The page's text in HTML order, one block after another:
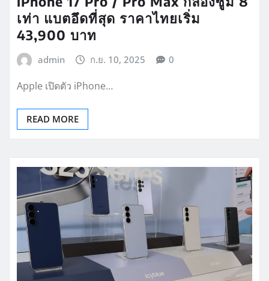
เท่า แบตอึดที่สุด ราคาไทยเริ่ม
43,900 บาท
admin ก.ย. 10, 2025 0
Apple เปิดตัว iPhone…
READ MORE